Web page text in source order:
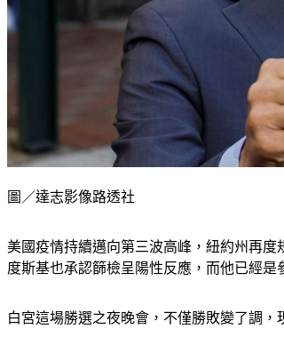
圖／達志影像路透社
美國疫情持續邁向第三波高峰，紐約州再
度斯基也承認篩檢呈陽性反應，而他已經是
白宮這場勝選之夜晚會，不僅勝敗變了調，